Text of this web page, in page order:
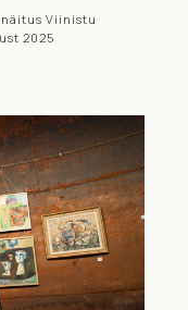
Viinistu
2025